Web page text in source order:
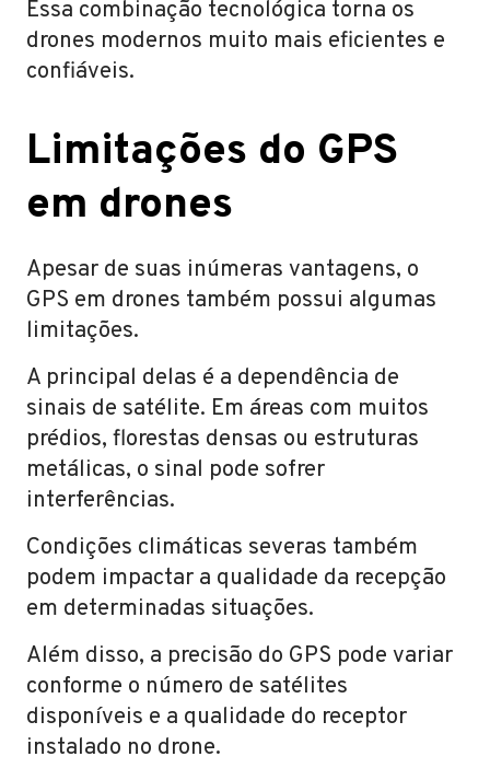
Essa combinação tecnológica torna os
drones modernos muito mais eficientes e
confiáveis.
Limitações do GPS
em drones
Apesar de suas inúmeras vantagens, o
GPS em drones também possui algumas
limitações.
A principal delas é a dependência de
sinais de satélite. Em áreas com muitos
prédios, florestas densas ou estruturas
metálicas, o sinal pode sofrer
interferências.
Condições climáticas severas também
podem impactar a qualidade da recepção
em determinadas situações.
Além disso, a precisão do GPS pode variar
conforme o número de satélites
disponíveis e a qualidade do receptor
instalado no drone.